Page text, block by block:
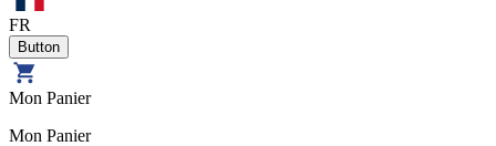
FR
Mon Panier
Mon Panier